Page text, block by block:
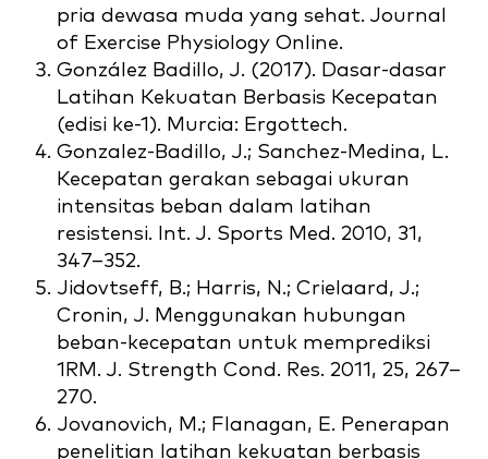
pria dewasa muda yang sehat. Journal
of Exercise Physiology Online.
González Badillo, J. (2017). Dasar-dasar
Latihan Kekuatan Berbasis Kecepatan
(edisi ke-1). Murcia: Ergottech.
Gonzalez-Badillo, J.; Sanchez-Medina, L.
Kecepatan gerakan sebagai ukuran
intensitas beban dalam latihan
resistensi. Int. J. Sports Med. 2010, 31,
347–352.
Jidovtseff, B.; Harris, N.; Crielaard, J.;
Cronin, J. Menggunakan hubungan
beban-kecepatan untuk memprediksi
1RM. J. Strength Cond. Res. 2011, 25, 267–
270.
Jovanovich, M.; Flanagan, E. Penerapan
penelitian latihan kekuatan berbasis